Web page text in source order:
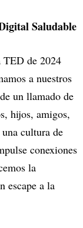
Saludable
TED de 2024
a nuestros
un llamado de
hijos, amigos,
cultura de
conexiones
la
escape a la